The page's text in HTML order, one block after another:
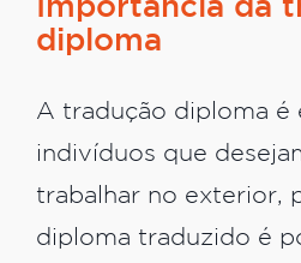
Importância da
diploma
A tradução diploma é
indivíduos que
trabalhar no exterior,
diploma traduzido é